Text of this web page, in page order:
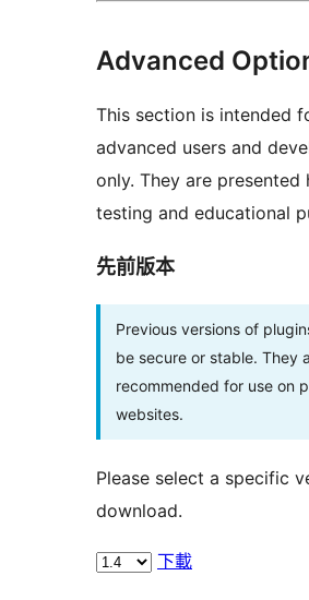
Advanced
This section is intended
advanced users and
only. They are presented
testing and educational
先前版本
Previous versions of
be secure or stable. They
recommended for use on
websites.
Please select a specific
download.
下載